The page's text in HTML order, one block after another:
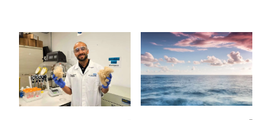
09 Ordibehesht 1405 - 08:42